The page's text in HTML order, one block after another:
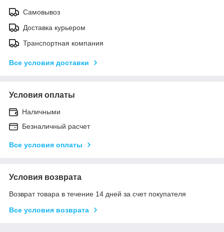
Самовывоз
Доставка курьером
Транспортная компания
Все условия доставки
Условия оплаты
Наличными
Безналичный расчет
Все условия оплаты
Условия возврата
Возврат товара в течение 14 дней за счет покупателя
Все условия возврата